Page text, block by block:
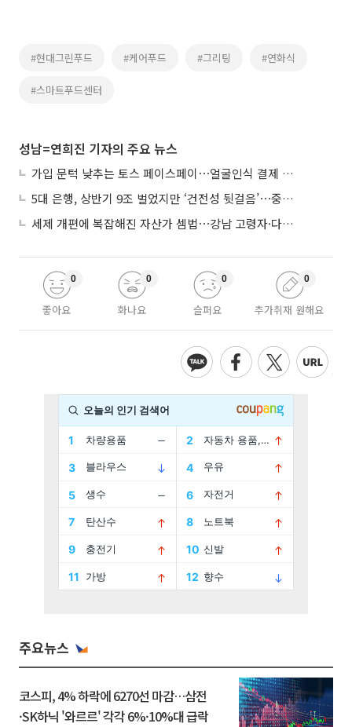
#현대그린푸드 #케어푸드 #그리팅 #연화식
#스마트푸드센터
성남=연희진 기자의 주요 뉴스
가입 문턱 낮추는 토스 페이스페이⋯얼굴인식 결제 확산 속도낸다
5대 은행, 상반기 9조 벌었지만 ‘건전성 뒷걸음’⋯중기대출 문턱 높아지나
세제 개편에 복잡해진 자산가 셈법⋯강남 고령자·다주택자 ‘자산재편 고심’
좋아요
0
화나요
0
슬퍼요
0
추가취재 원해요
0
주요뉴스
코스피, 4% 하락에 6270선 마감…삼전
·SK하닉 '와르르' 각각 6%·10%대 급락